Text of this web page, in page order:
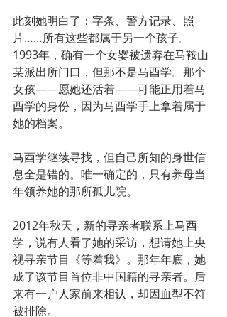
此刻她明白了：字条、警方记录、照
片……所有这些都属于另一个孩子。
1993年，确有一个女婴被遗弃在马鞍山
某派出所门口，但那不是马酉学。那个
女孩——愿她还活着——可能正用着马
酉学的身份，因为马酉学手上拿着属于
她的档案。
马酉学继续寻找，但自己所知的身世信
息全是错的。唯一确定的，只有养母当
年领养她的那所孤儿院。
2012年秋天，新的寻亲者联系上马酉
学，说有人看了她的采访，想请她上央
视寻亲节目《等着我》。那年年底，她
成了该节目首位非中国籍的寻亲者。后
来有一户人家前来相认，却因血型不符
被排除。